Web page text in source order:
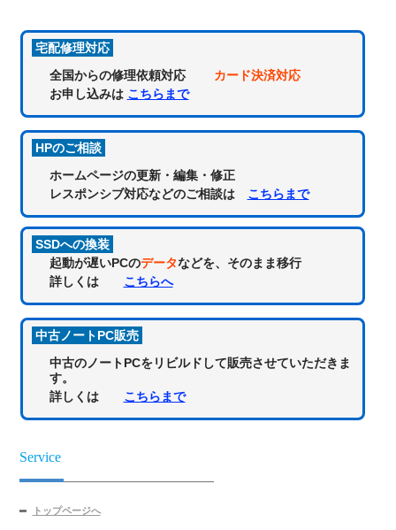
宅配修理対応
全国からの修理依頼対応 カード決済対応
お申し込みは こちらまで
HPのご相談
ホームページの更新・編集・修正
レスポンシブ対応などのご相談は こちらまで
SSDへの換装
起動が遅いPCのデータなどを、そのまま移行
詳しくは こちらへ
中古ノートPC販売
中古のノートPCをリビルドして販売させていただきま
す。
詳しくは こちらまで
Service
トップページへ